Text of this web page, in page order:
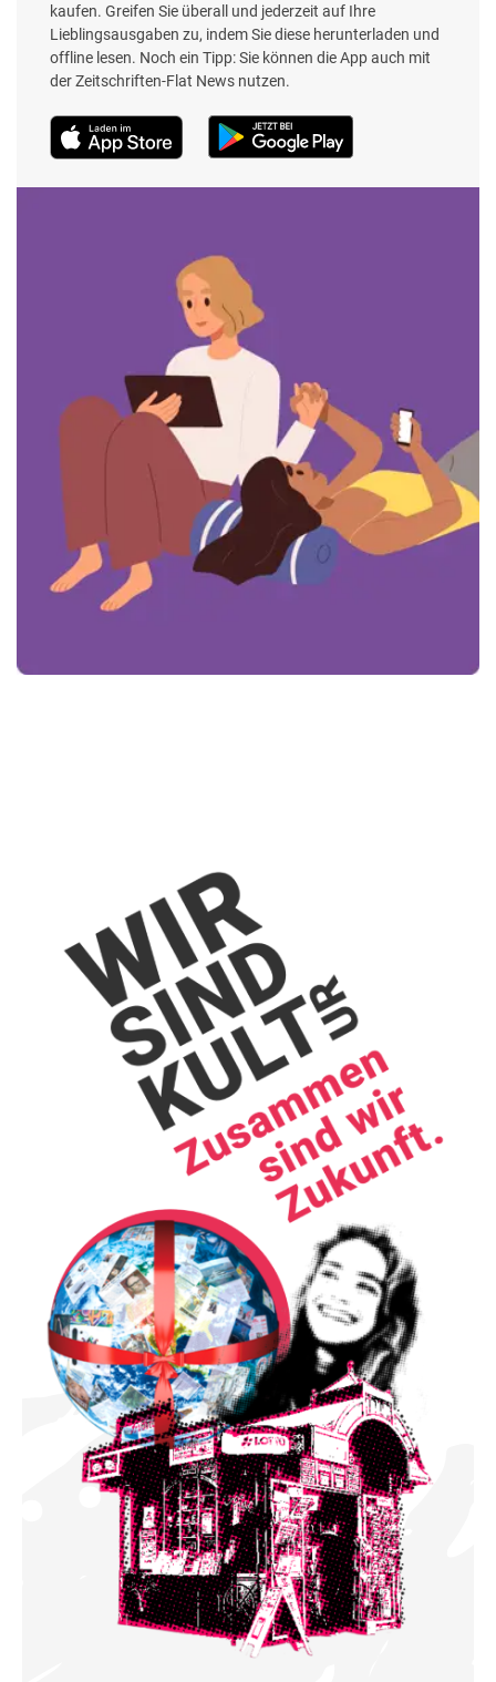
kaufen. Greifen Sie überall und jederzeit auf Ihre
Lieblingsausgaben zu, indem Sie diese herunterladen und
offline lesen. Noch ein Tipp: Sie können die App auch mit
der Zeitschriften-Flat News nutzen.